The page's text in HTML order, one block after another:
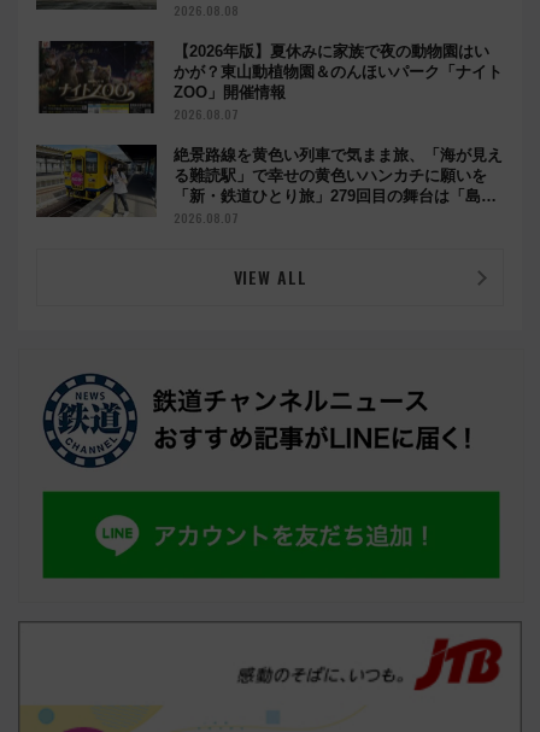
2026.08.08
【2026年版】夏休みに家族で夜の動物園はい
かが？東山動植物園＆のんほいパーク「ナイト
ZOO」開催情報
2026.08.07
絶景路線を黄色い列車で気まま旅、「海が見え
る難読駅」で幸せの黄色いハンカチに願いを
「新・鉄道ひとり旅」279回目の舞台は「島原
鉄道」
2026.08.07
VIEW ALL